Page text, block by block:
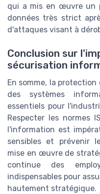
qui a mis en œuvre un
données très strict
d'attaques visant à
Conclusion sur
sécurisation
En somme, la
des systèmes
essentiels pour
Respecter les normes
l'information est
sensibles et prévenir
mise en œuvre de
continue des
indispensables pour
hautement stratégique.